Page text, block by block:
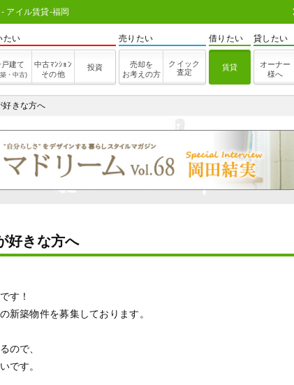
アイル賃貸-福岡
たい
戸建て
・中古)
中古ﾏﾝｼｮﾝ
その他
投資
売りたい
売却を
お考えの方
クイック
査定
借りたい
賃貸
貸したい
オーナー
様へ
好きな方へ
好きな方へ
す！
新築物件を募集しております。
ので、
です。